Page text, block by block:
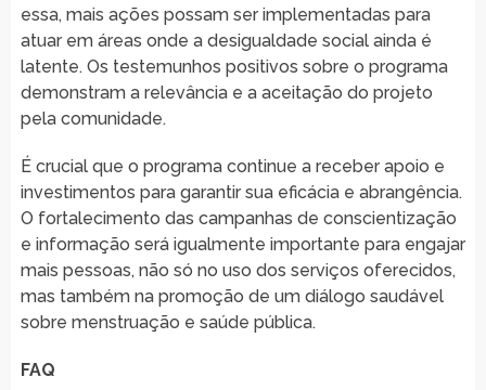
essa, mais ações possam ser implementadas para
atuar em áreas onde a desigualdade social ainda é
latente. Os testemunhos positivos sobre o programa
demonstram a relevância e a aceitação do projeto
pela comunidade.
É crucial que o programa continue a receber apoio e
investimentos para garantir sua eficácia e abrangência.
O fortalecimento das campanhas de conscientização
e informação será igualmente importante para engajar
mais pessoas, não só no uso dos serviços oferecidos,
mas também na promoção de um diálogo saudável
sobre menstruação e saúde pública.
FAQ